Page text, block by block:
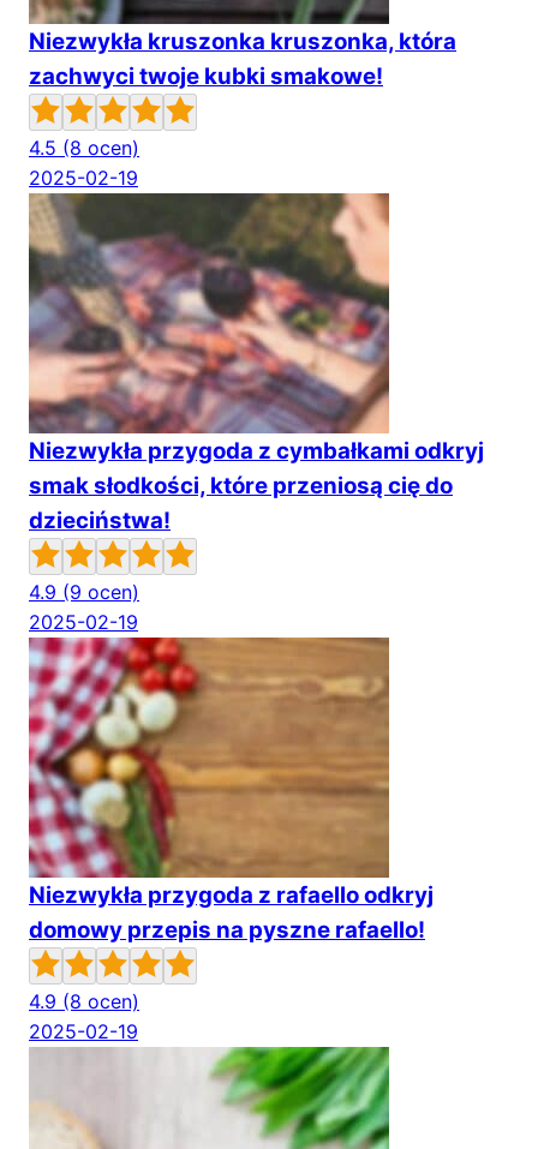
Niezwykła kruszonka kruszonka, która
zachwyci twoje kubki smakowe!
4.5 (8 ocen)
2025-02-19
Niezwykła przygoda z cymbałkami odkryj
smak słodkości, które przeniosą cię do
dzieciństwa!
4.9 (9 ocen)
2025-02-19
Niezwykła przygoda z rafaello odkryj
domowy przepis na pyszne rafaello!
4.9 (8 ocen)
2025-02-19